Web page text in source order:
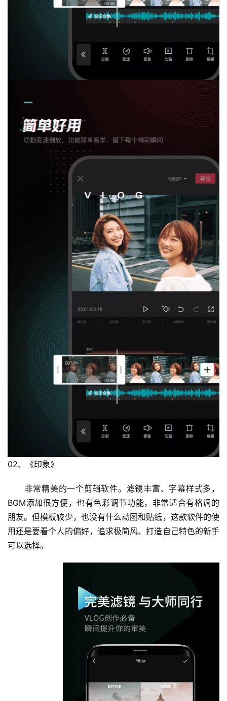
02、《印象》
非常精美的一个剪辑软件。滤镜丰富、字幕样式多，
BGM添加很方便，也有色彩调节功能，非常适合有格调的
朋友。但模板较少，也没有什么动图和贴纸，这款软件的使
用还是要看个人的偏好，追求极简风、打造自己特色的新手
可以选择。